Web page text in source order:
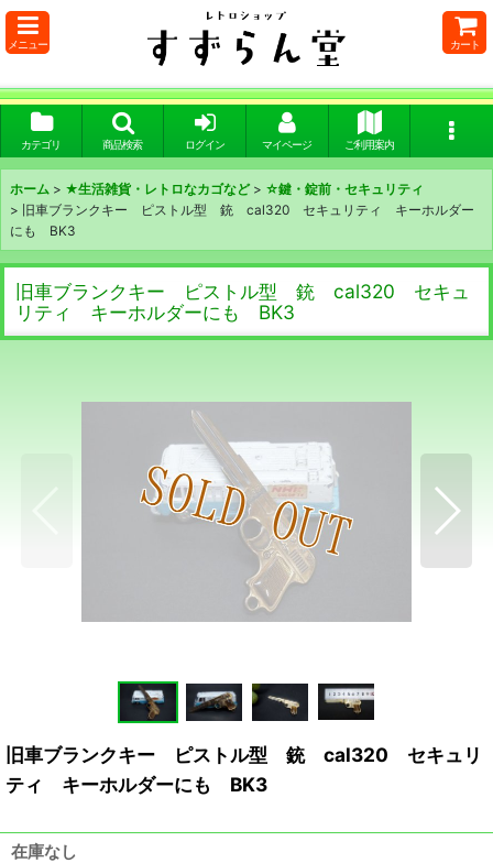
メニュー カート
カテゴリ 商品検索 ログイン マイページ ご利用案内
ホーム > ★生活雑貨・レトロなカゴなど > ☆鍵・錠前・セキュリティ
> 旧車ブランクキー ピストル型 銃 cal320 セキュリティ キーホルダー
にも BK3
旧車ブランクキー ピストル型 銃 cal320 セキュ
リティ キーホルダーにも BK3
旧車ブランクキー ピストル型 銃 cal320 セキュリ
ティ キーホルダーにも BK3
在庫なし